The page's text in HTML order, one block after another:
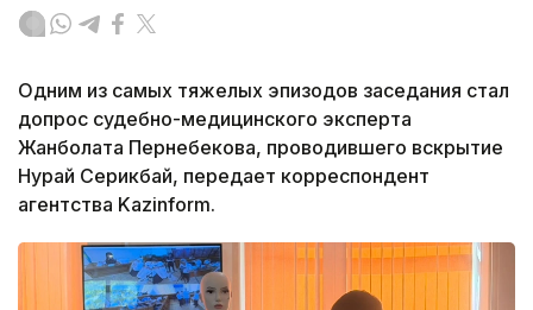
Одним из самых тяжелых эпизодов заседания стал
допрос судебно-медицинского эксперта
Жанболата Пернебекова, проводившего вскрытие
Нурай Серикбай, передает корреспондент
агентства Kazinform.